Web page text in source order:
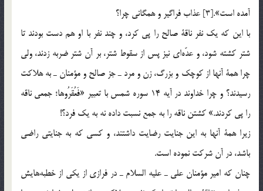
آمده است».[3] عذاب فراگير و همگاني چرا؟
با اين كه يك نفر ناقة صالح را پي كرد، ‌و چند نفر با او هم دست بودند تا
شتر كشته شود، و عدّه‎اي نيز پس از سقوط شتر، بر آن شتر ضربه زدند، ولي
چرا همة آنها از كوچك و بزرگ، زن و مرد ـ جز صالح و مؤمنان ـ به هلاكت
رسيدند؟ و چرا خداوند در آيه 14 سوره شمس با تعبير «فَعُقَرُوها؛ جمعي ناقه
را پي كردند.» كشتن ناقه را به جمع نسبت داده نه به يك فرد؟!
زيرا همة آنها به اين جنايت رضايت داشتند، و كسي كه به جنايتي راضي
باشد، در آن شركت نموده است.
چنان كه امير مؤمنان علي ـ عليه السلام ـ در فرازي از يكي از خطبه‎هايش